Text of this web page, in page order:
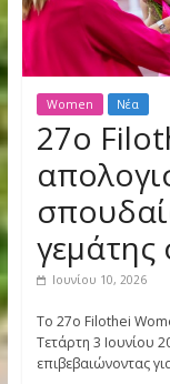
Νέα
27ο